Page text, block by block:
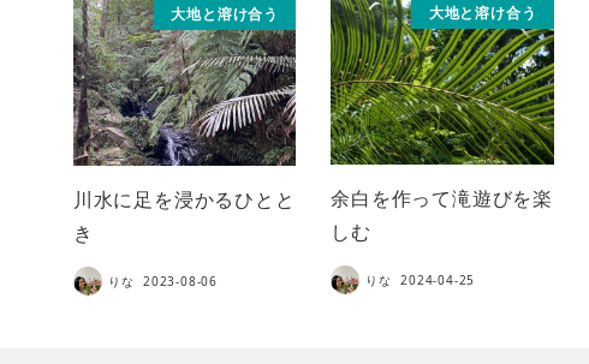
大地と溶け合う
川水に足を浸かるひとと
き
りな 2023-08-06
大地と溶け合う
余白を作って滝遊びを楽
しむ
りな 2024-04-25